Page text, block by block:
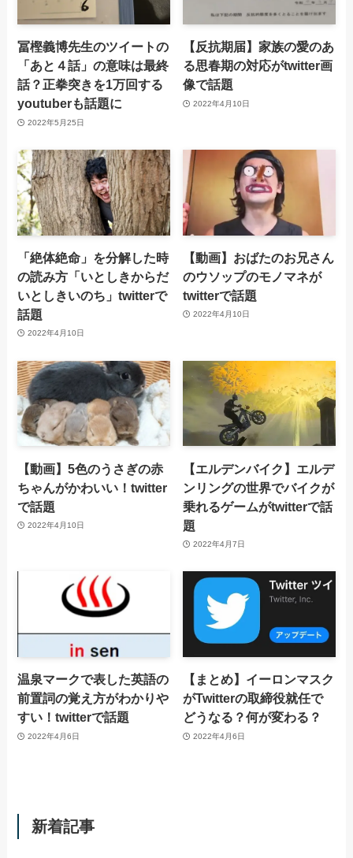
冨樫義博先生のツイートの
「あと４話」の意味は最終
話？正拳突きを1万回する
youtuberも話題に
2022年5月25日
【反抗期届】家族の愛のあ
る思春期の対応がtwitter画
像で話題
2022年4月10日
「絶体絶命」を分解した時
の読み方「いとしきからだ
いとしきいのち」twitterで
話題
2022年4月10日
【動画】おばたのお兄さん
のウソップのモノマネが
twitterで話題
2022年4月10日
【動画】5色のうさぎの赤
ちゃんがかわいい！twitter
で話題
2022年4月10日
【エルデンバイク】エルデ
ンリングの世界でバイクが
乗れるゲームがtwitterで話
題
2022年4月7日
温泉マークで表した英語の
前置詞の覚え方がわかりや
すい！twitterで話題
2022年4月6日
【まとめ】イーロンマスク
がTwitterの取締役就任で
どうなる？何が変わる？
2022年4月6日
新着記事